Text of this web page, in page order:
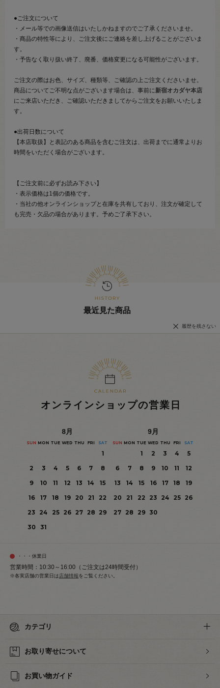
●ご注文について
・メール等での画像送信はいたしかねますのでご了承くださいませ。
・商品の特性等により、ご注文後にご連絡を差し上げることがございま
す。
・予告なく取り扱い終了、廃番、価格変更になる可能性がございます。
ご注文の際はお色、サイズ、種類等、ご確認の上ご注文くださいませ。
商品についてご不明な点がございます場合は、事前に新宿オカダヤ本店
にご来店いただき、ご確認いただきましてからご注文をお願いいたしま
す。
●出荷日数について
【本店取扱】と表記のある商品を含むご注文は、出荷までに通常よりお
時間をいただく場合がございます。
【ご注文前に必ずお読み下さい】
・表示価格は1個の価格です。
・当社の他オンラインショップと在庫を共有しており、注文が確定して
も完売・欠品の場合があります。予めご了承下さい。
最近見た商品
履歴を残さない
オンラインショップの営業日
8月
SUN MON TUE WED THU FRI SAT
1
2
3 4 5 6 7
8
9
10 11 12 13 14
15
16
17 18 19 20 21
22
23
24 25 26 27 28 29
30
31
9月
SUN MON TUE WED THU FRI SAT
1 2 3 4
5
6
7 8 9 10 11
12
13
14 15 16 17 18
19
20
21 22 23 24 25
26
27 28 29 30
・・・休業日
営業時間：10:30～16:00（ご注文は24時間受付）
※各実店舗の営業日は 店舗情報をご覧ください。
カテゴリ
お取り寄せについて
お買い物ガイド